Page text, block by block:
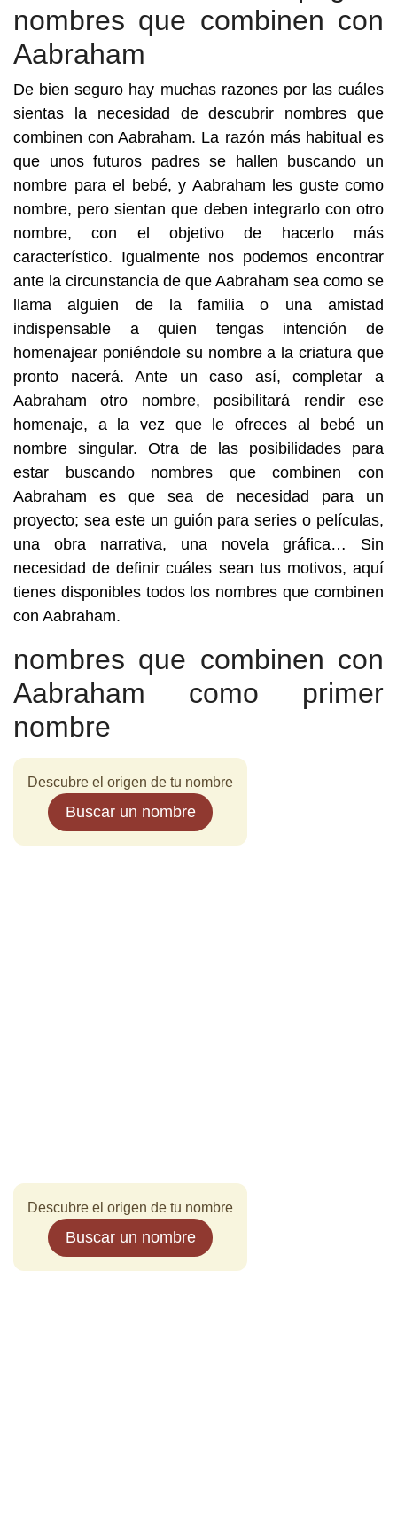
nombres que combinen con
Aabraham
De bien seguro hay muchas razones por las cuáles
sientas la necesidad de descubrir nombres que
combinen con Aabraham. La razón más habitual es
que unos futuros padres se hallen buscando un
nombre para el bebé, y Aabraham les guste como
nombre, pero sientan que deben integrarlo con otro
nombre, con el objetivo de hacerlo más
característico. Igualmente nos podemos encontrar
ante la circunstancia de que Aabraham sea como se
llama alguien de la familia o una amistad
indispensable a quien tengas intención de
homenajear poniéndole su nombre a la criatura que
pronto nacerá. Ante un caso así, completar a
Aabraham otro nombre, posibilitará rendir ese
homenaje, a la vez que le ofreces al bebé un
nombre singular. Otra de las posibilidades para
estar buscando nombres que combinen con
Aabraham es que sea de necesidad para un
proyecto; sea este un guión para series o películas,
una obra narrativa, una novela gráfica… Sin
necesidad de definir cuáles sean tus motivos, aquí
tienes disponibles todos los nombres que combinen
con Aabraham.
nombres que combinen con
Aabraham como primer
nombre
Descubre el origen de tu nombre
Buscar un nombre
Descubre el origen de tu nombre
Buscar un nombre